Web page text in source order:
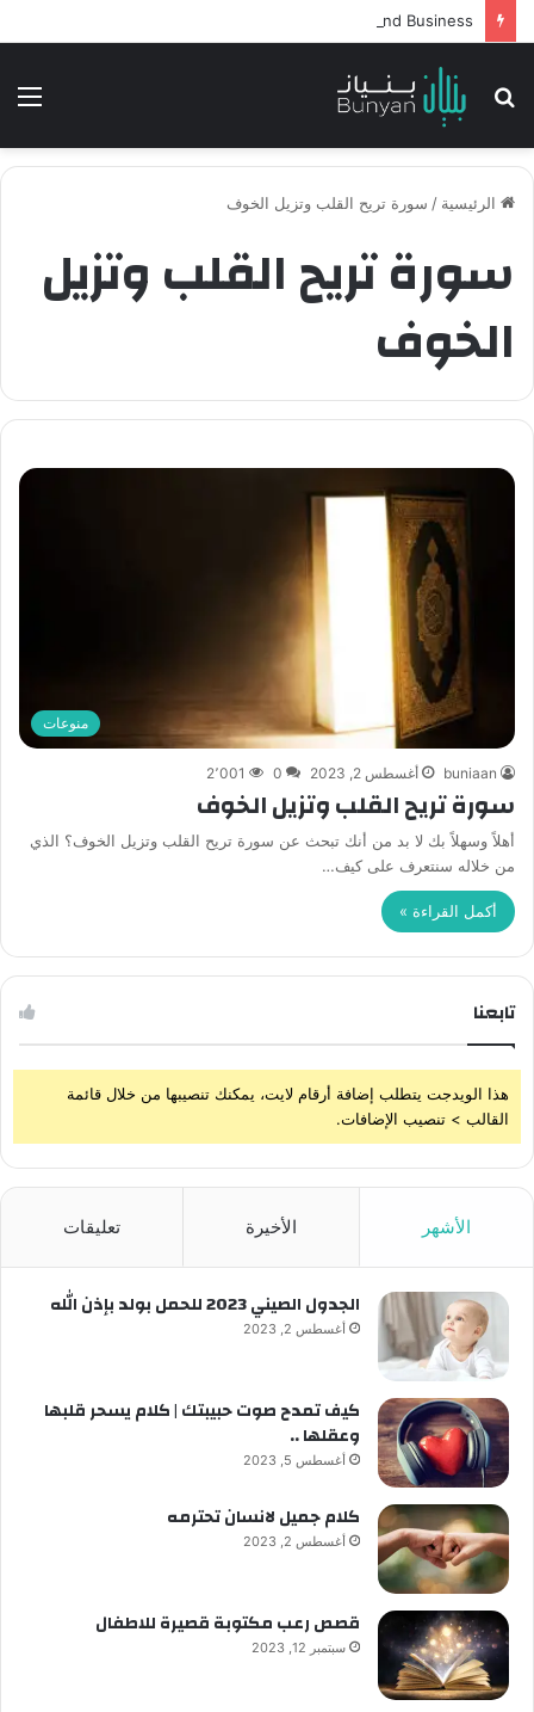
بحث
الرئيسية / سورة تريح القلب وتزيل الخوف
سورة تريح القلب وتزيل
الخوف
منوعات
buniaan أغسطس 2, 2023 0 2٬001
سورة تريح القلب وتزيل الخوف
أهلاً وسهلاً بك لا بد من أنك تبحث عن سورة تريح القلب وتزيل الخوف؟ الذي
من خلاله سنتعرف على كيف…
أكمل القراءة »
تابعنا
هذا الويدجت يتطلب إضافة أرقام لايت، يمكنك تنصيبها من خلال قائمة
القالب > تنصيب الإضافات.
الأشهر الأخيرة تعليقات
الجدول الصيني 2023 للحمل بولد بإذن الله
أغسطس 2, 2023
كيف تمدح صوت حبيبتك | كلام يسحر قلبها
وعقلها ..
أغسطس 5, 2023
كلام جميل لانسان تحترمه
أغسطس 2, 2023
قصص رعب مكتوبة قصيرة للاطفال
سبتمبر 12, 2023